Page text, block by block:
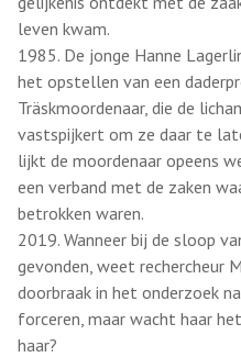
leven kwam.
1985. De jonge Hanne
het opstellen van een
Träskmoordenaar, die de
vastspijkert om ze daar te
lijkt de moordenaar opeens
een verband met de zaken
betrokken waren.
2019. Wanneer bij de sloop
gevonden, weet rechercheur
doorbraak in het onderzoek
forceren, maar wacht haar
haar?